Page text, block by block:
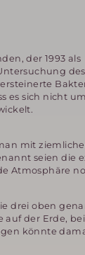
der 1993 als
des
es sich nicht um
mit
seien die
Atmosphäre
drei oben
der Erde,
könnte